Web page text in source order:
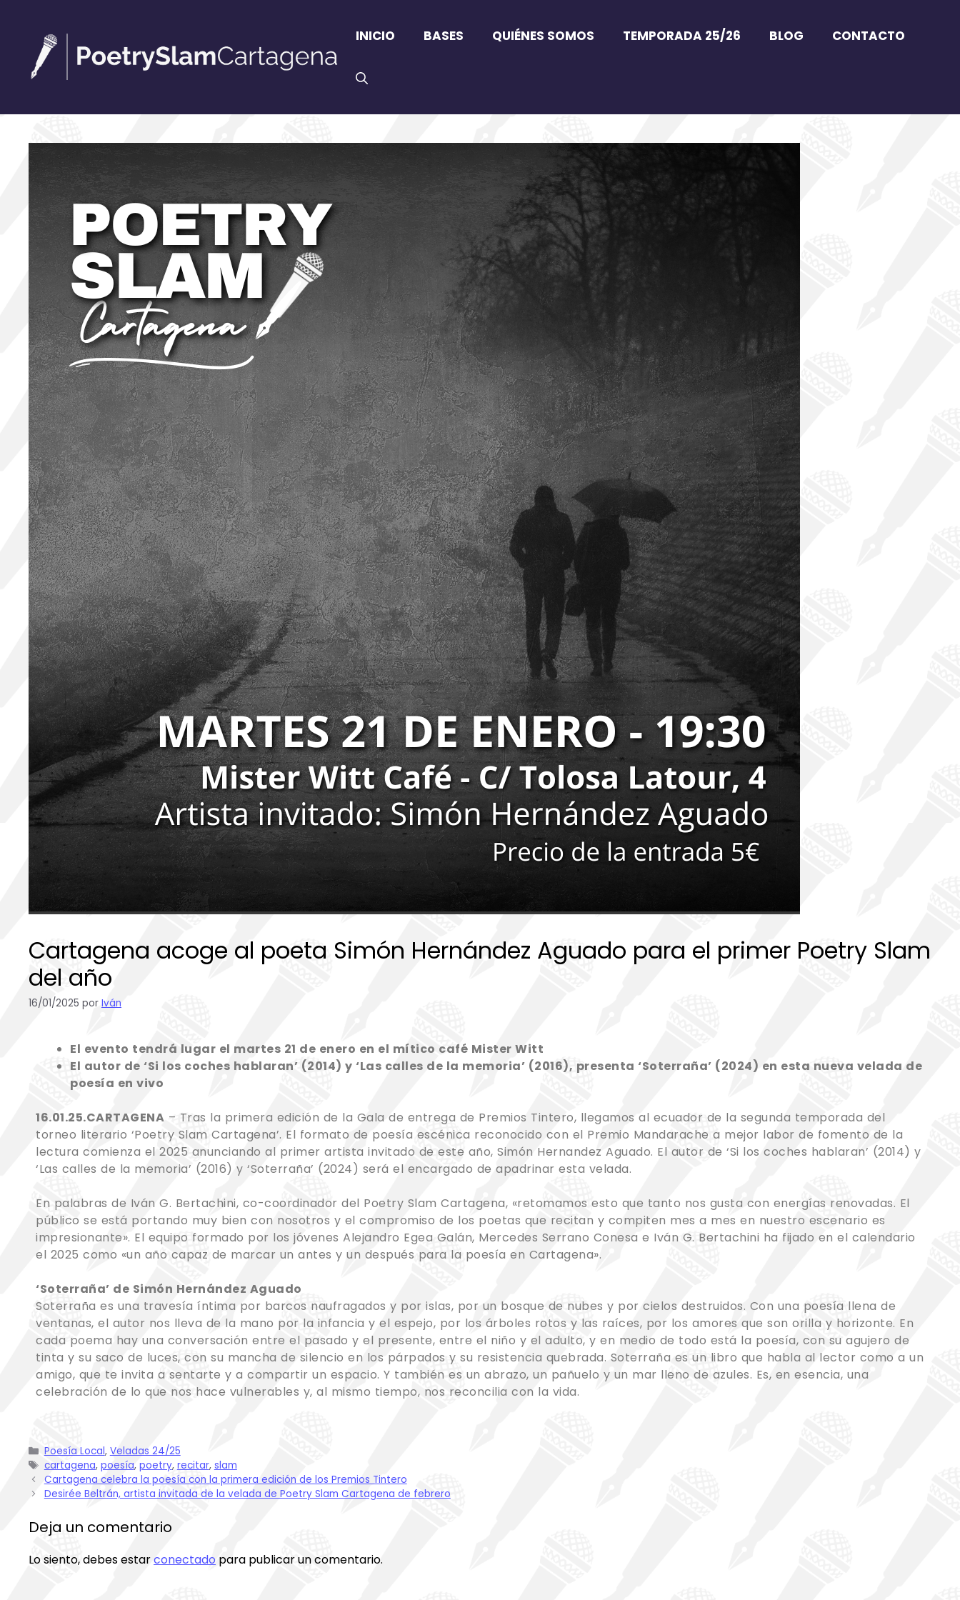
INICIO BASES QUIÉNES SOMOS TEMPORADA 25/26 BLOG CONTACTO
Cartagena acoge al poeta Simón Hernández Aguado para el primer Poetry Slam
del año
16/01/2025 por Iván
El evento tendrá lugar el martes 21 de enero en el mítico café Mister Witt
El autor de ‘Si los coches hablaran’ (2014) y ‘Las calles de la memoria’ (2016), presenta ‘Soterraña’ (2024) en esta nueva velada de
poesía en vivo
16.01.25.CARTAGENA – Tras la primera edición de la Gala de entrega de Premios Tintero, llegamos al ecuador de la segunda temporada del
torneo literario ‘Poetry Slam Cartagena’. El formato de poesía escénica reconocido con el Premio Mandarache a mejor labor de fomento de la
lectura comienza el 2025 anunciando al primer artista invitado de este año, Simón Hernandez Aguado. El autor de ‘Si los coches hablaran’ (2014) y
‘Las calles de la memoria’ (2016) y ‘Soterraña’ (2024) será el encargado de apadrinar esta velada.
En palabras de Iván G. Bertachini, co-coordinador del Poetry Slam Cartagena, «retomamos esto que tanto nos gusta con energías renovadas. El
público se está portando muy bien con nosotros y el compromiso de los poetas que recitan y compiten mes a mes en nuestro escenario es
impresionante». El equipo formado por los jóvenes Alejandro Egea Galán, Mercedes Serrano Conesa e Iván G. Bertachini ha fijado en el calendario
el 2025 como «un año capaz de marcar un antes y un después para la poesía en Cartagena».
‘Soterraña’ de Simón Hernández Aguado
Soterraña es una travesía íntima por barcos naufragados y por islas, por un bosque de nubes y por cielos destruidos. Con una poesía llena de
ventanas, el autor nos lleva de la mano por la infancia y el espejo, por los árboles rotos y las raíces, por los amores que son orilla y horizonte. En
cada poema hay una conversación entre el pasado y el presente, entre el niño y el adulto, y en medio de todo está la poesía, con su agujero de
tinta y su saco de luces, con su mancha de silencio en los párpados y su resistencia quebrada. Soterraña es un libro que habla al lector como a un
amigo, que te invita a sentarte y a compartir un espacio. Y también es un abrazo, un pañuelo y un mar lleno de azules. Es, en esencia, una
celebración de lo que nos hace vulnerables y, al mismo tiempo, nos reconcilia con la vida.
Poesía Local, Veladas 24/25
cartagena, poesía, poetry, recitar, slam
Cartagena celebra la poesía con la primera edición de los Premios Tintero
Desirée Beltrán, artista invitada de la velada de Poetry Slam Cartagena de febrero
Deja un comentario
Lo siento, debes estarconectado para publicar un comentario.